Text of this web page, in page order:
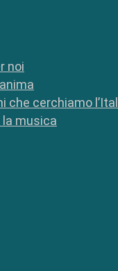
noi
che cerchiamo
musica